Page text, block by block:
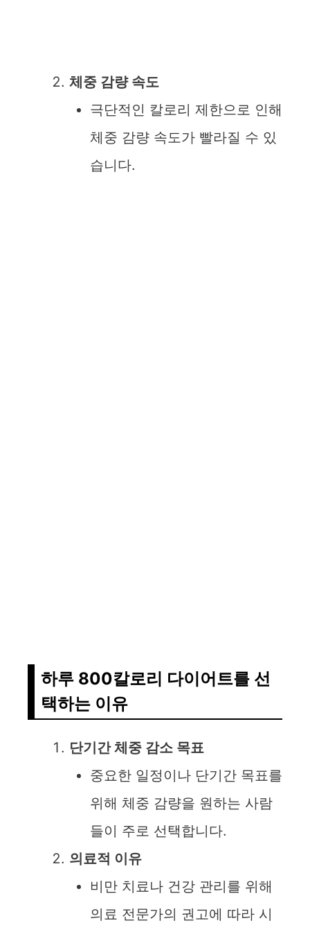
체중 감량 속도
극단적인 칼로리 제한으로 인해
체중 감량 속도가 빨라질 수 있
습니다.
하루 800칼로리 다이어트를 선
택하는 이유
단기간 체중 감소 목표
중요한 일정이나 단기간 목표를
위해 체중 감량을 원하는 사람
들이 주로 선택합니다.
의료적 이유
비만 치료나 건강 관리를 위해
의료 전문가의 권고에 따라 시